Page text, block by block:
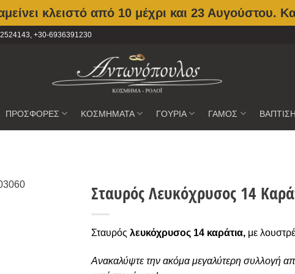
κλειστό από 10 μέχρι και 23 Αυγούστου.
+30-6936391230
ΠΡΟΣΦΟΡΕΣ ΚΟΣΜΗΜΑΤΑ ΓΟΥΡΙΑ ΓΑΜΟΣ ΒΑΠΤΙΣΗ
Σταυρός Λευκόχρυσος 14
Σταυρός λευκόχρυσος 14 καράτια, με
Ανακαλύψτε την ακόμα μεγαλύτερη συλλογή